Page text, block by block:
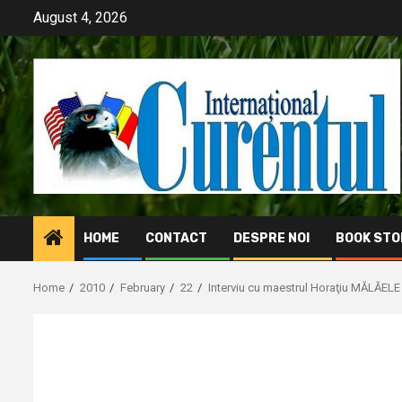
content
August 4, 2026
HOME CONTACT DESPRE NOI BOOK
Home 2010 February 22 Interviu cu maestrul Horaţiu MĂLĂELE